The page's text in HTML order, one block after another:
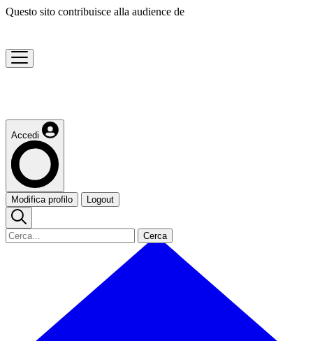
Questo sito contribuisce alla audience de
Accedi
Modifica profilo Logout
Cerca